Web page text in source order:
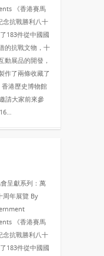
《香港賽馬
抗戰勝利八十
183件從中國國
的抗戰文物，十
動展品的開發，
作了兩條收藏了
港歷史博物館
請大家前來參
呈獻系列：萬
周年展覽 By
《香港賽馬
抗戰勝利八十
183件從中國國